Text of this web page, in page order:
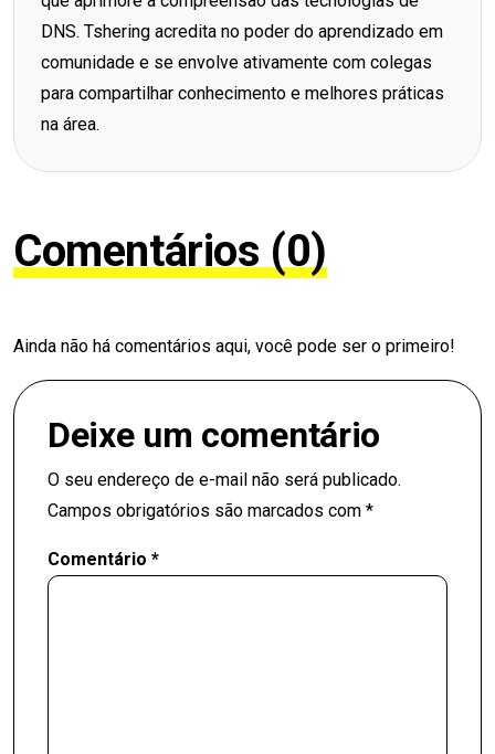
DNS. Tshering acredita no poder do aprendizado em
comunidade e se envolve ativamente com colegas
para compartilhar conhecimento e melhores práticas
na área.
Comentários (0)
Ainda não há comentários aqui, você pode ser o primeiro!
Deixe um comentário
O seu endereço de e-mail não será publicado.
Campos obrigatórios são marcados com *
Comentário *